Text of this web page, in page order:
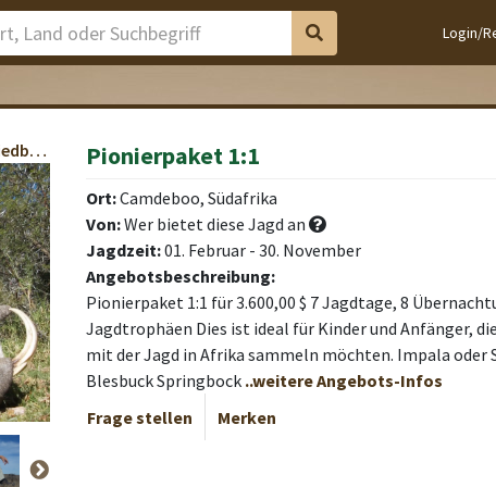
Login/
Impala, Brauner Blessbock, Springbock, Bergriedbock Pionierpaket 1:1
Ort:Camdeboo, Südafrika
Von:Wer bietet diese Jagd an
Jagdzeit:01. Februar - 30. November
Angebotsbeschreibung:
Pionierpaket 1:1 für 3.600,00 $ 7 Jagdtage, 8
Jagdtrophäen Dies ist ideal für Kinder und Anfänger,
mit der Jagd in Afrika sammeln möchten. Impala oder
Blesbuck Springbock ..weitere Angebots-Infos
Frage stellen
Merken